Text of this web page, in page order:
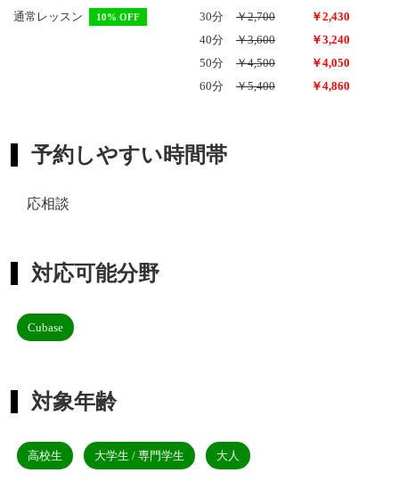
通常レッスン 10% OFF 30分 ￥2,700
￥2,430
40分
￥3,600
￥3,240
50分
￥4,500
￥4,050
60分
￥5,400 ￥4,860
予約しやすい時間帯
応相談
対応可能分野
Cubase
対象年齢
高校生 大学生 / 専門学生 大人